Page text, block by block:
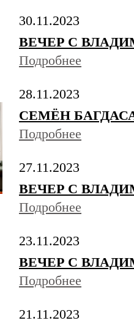
30.11.2023
ВЕЧЕР С
Подробнее
28.11.2023
СЕМЁН
Подробнее
27.11.2023
ВЕЧЕР С
Подробнее
23.11.2023
ВЕЧЕР С
Подробнее
21.11.2023